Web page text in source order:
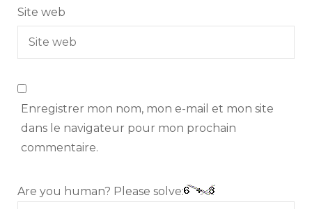
Site web
Enregistrer mon nom, mon e-mail et mon site
dans le navigateur pour mon prochain
commentaire.
Are you human? Please solve: